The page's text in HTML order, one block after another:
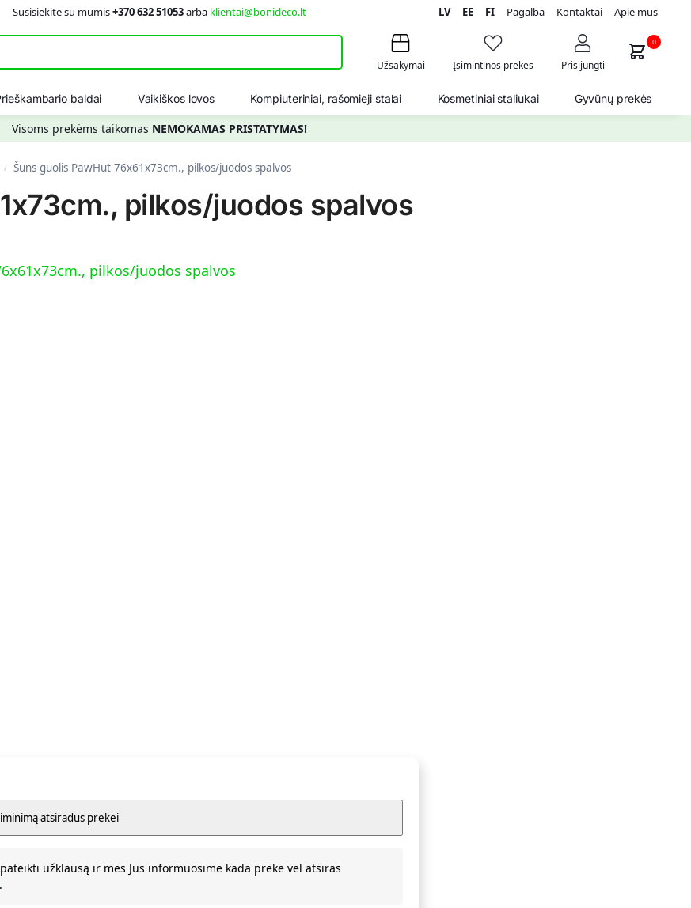
Susisiekite su mumis+370 632 51053arba klientai@bonideco.lt LV EE FI Pagalba Kontaktai Apie mus
Užsakymai Įsimintinos prekės Prisijungti
0
baldai Vaikiškos lovos Kompiuteriniai, rašomieji stalai Kosmetiniai staliukai Gyvūnų prekės
Visoms prekėms taikomas NEMOKAMAS PRISTATYMAS!
/ Šuns guolis PawHut 76x61x73cm., pilkos/juodos spalvos
pilkos/juodos spalvos
užklausą ir mes Jus informuosime kada prekė vėl atsiras
.